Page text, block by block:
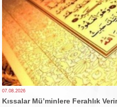
07.08.2026
Kıssalar Mü’minlere Ferahlık